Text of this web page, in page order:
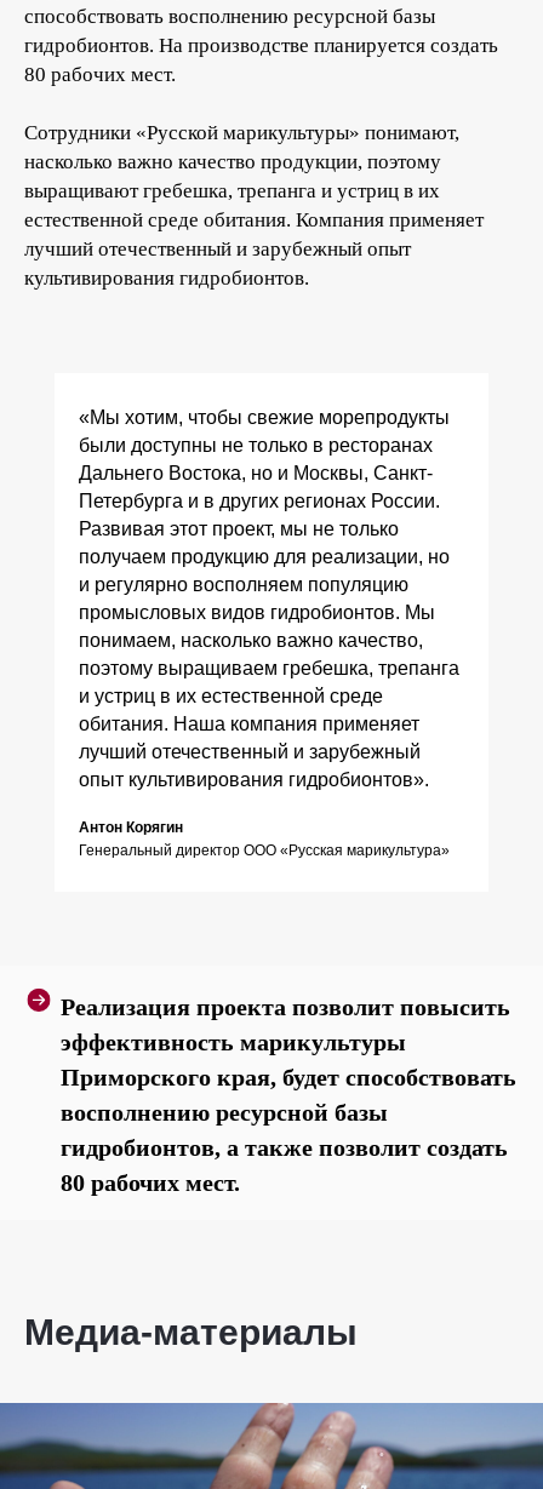
способствовать восполнению ресурсной базы
гидробионтов. На производстве планируется создать
80 рабочих мест.
Сотрудники «Русской марикультуры» понимают,
насколько важно качество продукции, поэтому
выращивают гребешка, трепанга и устриц в их
естественной среде обитания. Компания применяет
лучший отечественный и зарубежный опыт
культивирования гидробионтов.
«Мы хотим, чтобы свежие морепродукты
были доступны не только в ресторанах
Дальнего Востока, но и Москвы, Санкт-
Петербурга и в других регионах России.
Развивая этот проект, мы не только
получаем продукцию для реализации, но
и регулярно восполняем популяцию
промысловых видов гидробионтов. Мы
понимаем, насколько важно качество,
поэтому выращиваем гребешка, трепанга
и устриц в их естественной среде
обитания. Наша компания применяет
лучший отечественный и зарубежный
опыт культивирования гидробионтов».
Антон Корягин
Генеральный директор ООО «Русская марикультура»
Реализация проекта позволит повысить
эффективность марикультуры
Приморского края, будет способствовать
восполнению ресурсной базы
гидробионтов, а также позволит создать
80 рабочих мест.
Медиа-материалы